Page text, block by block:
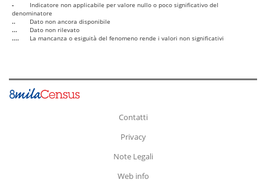
-
Indicatore non applicabile per valore nullo o poco significativo del
denominatore
..
Dato non ancora disponibile
...
Dato non rilevato
....
La mancanza o esiguità del fenomeno rende i valori non significativi
Contatti
Privacy
Note Legali
Web info